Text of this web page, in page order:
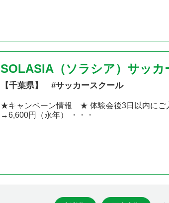
SOLASIA（ソラシア）サッカ
【千葉県】 #サッカースクール
★キャンペーン情報 ★ 体験会後3日以内にご
→6,600円（永年） ・・・